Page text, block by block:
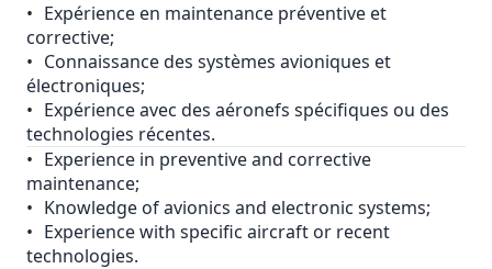
• Expérience en maintenance préventive et
corrective;
• Connaissance des systèmes avioniques et
électroniques;
• Expérience avec des aéronefs spécifiques ou des
technologies récentes.
• Experience in preventive and corrective
maintenance;
• Knowledge of avionics and electronic systems;
• Experience with specific aircraft or recent
technologies.